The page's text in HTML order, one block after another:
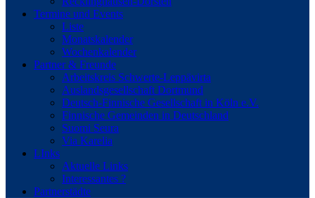
Termine und Events
Liste
Monatskalender
Wochenkalender
Partner & Freunde
Arbeitskreis Schwerte-Leppävirta
Auslandsgesellschaft Dortmund
Deutsch-Finnische Gesellschaft in Köln e.V.
Finnische Gemeinden in Deutschland
Suomi Seura
Via Karelia
LInks
Aktuelle Links
Interessantes ?
Partnerstädte